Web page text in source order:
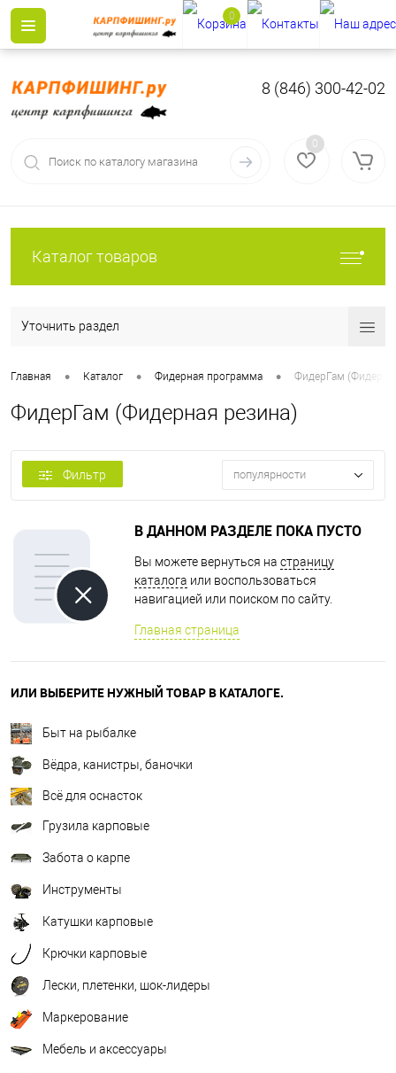
8 (846) 300-42-02
0
Каталог товаров
Уточнить раздел
Главная • Каталог • Фидерная программа • ФидерГам
ФидерГам (Фидерная резина)
Фильтр популярности
В ДАННОМ РАЗДЕЛЕ ПОКА ПУСТО
Вы можете вернуться на страницу
каталога или воспользоваться
навигацией или поиском по сайту.
Главная страница
ИЛИ ВЫБЕРИТЕ НУЖНЫЙ ТОВАР В КАТАЛОГЕ.
Быт на рыбалке
Вёдра, канистры, баночки
Всё для оснасток
Грузила карповые
Забота о карпе
Инструменты
Катушки карповые
Крючки карповые
Лески, плетенки, шок-лидеры
Маркерование
Мебель и аксессуары
0